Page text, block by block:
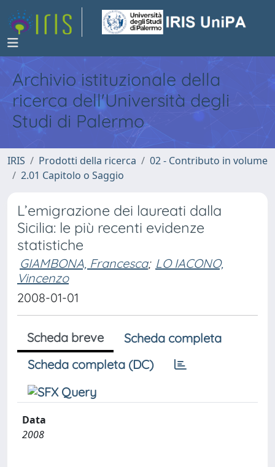
Archivio istituzionale della
ricerca dell'Università degli
Studi di Palermo
IRIS Prodotti della ricerca
02 - Contributo in volume
2.01 Capitolo o Saggio
L’emigrazione dei laureati dalla
Sicilia: le più recenti evidenze
statistiche
GIAMBONA, Francesca; LO IACONO,
Vincenzo
2008-01-01
Scheda breve
Scheda completa
Scheda completa (DC)
Data
2008